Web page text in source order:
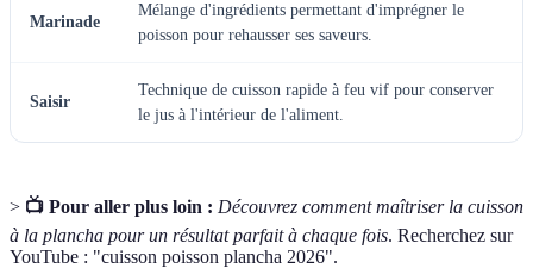
Marinade
Mélange d'ingrédients permettant d'imprégner le
poisson pour rehausser ses saveurs.
Saisir
Technique de cuisson rapide à feu vif pour conserver
le jus à l'intérieur de l'aliment.
> 📺 Pour aller plus loin : Découvrez comment maîtriser la cuisson
à la plancha pour un résultat parfait à chaque fois. Recherchez sur
YouTube : "cuisson poisson plancha 2026".